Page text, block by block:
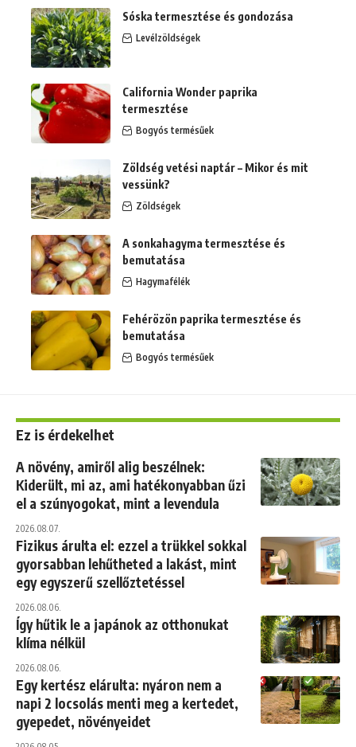
Sóska termesztése és gondozása
Levélzöldségek
California Wonder paprika
termesztése
Bogyós termésűek
Zöldség vetési naptár – Mikor és mit
vessünk?
Zöldségek
A sonkahagyma termesztése és
bemutatása
Hagymafélék
Fehérözön paprika termesztése és
bemutatása
Bogyós termésűek
Ez is érdekelhet
A növény, amiről alig beszélnek:
Kiderült, mi az, ami hatékonyabban űzi
el a szúnyogokat, mint a levendula
2026.08.07.
Fizikus árulta el: ezzel a trükkel sokkal
gyorsabban lehűtheted a lakást, mint
egy egyszerű szellőztetéssel
2026.08.06.
Így hűtik le a japánok az otthonukat
klíma nélkül
2026.08.06.
Egy kertész elárulta: nyáron nem a
napi 2 locsolás menti meg a kertedet,
gyepedet, növényeidet